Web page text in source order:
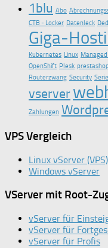
1blu Abo
CTB - Locker Datenleck
Giga-
Kubernetes Linux
OpenShift Plesk
Routerzwang Security
vserver
Zahlungen
VPS Vergleich
Linux vServer (VPS)
Windows vServer
VServer mit Root-
vServer für
vServer für
vServer für Profis